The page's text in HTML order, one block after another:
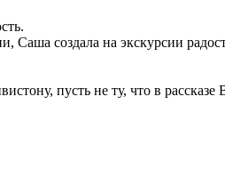
создала на экскурсии
пусть не ту, что в